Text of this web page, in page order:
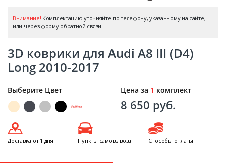
Внимание! Комплектацию уточняйте по телефону, указанному на сайте,
или через форму обратной связи
3D коврики для Audi A8 III (D4)
Long 2010-2017
Выберите Цвет Цена за 1 комплект
8 650 руб.
Доставка от 1 дня Пункты самовывоза Способы оплаты